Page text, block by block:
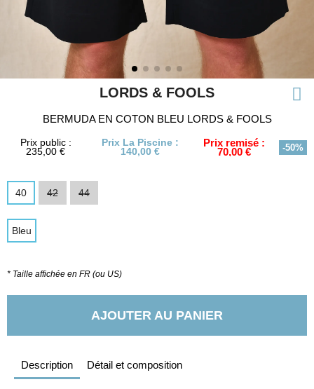
LORDS & FOOLS
BERMUDA EN COTON BLEU LORDS & FOOLS
Prix public :
235,00 €
Prix La Piscine :
140,00 €
Prix remisé :
70,00 € -50%
40 42 44
Bleu
* Taille affichée en FR (ou US)
AJOUTER AU PANIER
Description Détail et composition